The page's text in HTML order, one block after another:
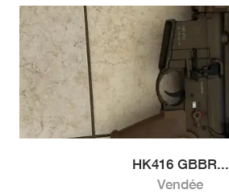
HK416 GBBR...
Vendée